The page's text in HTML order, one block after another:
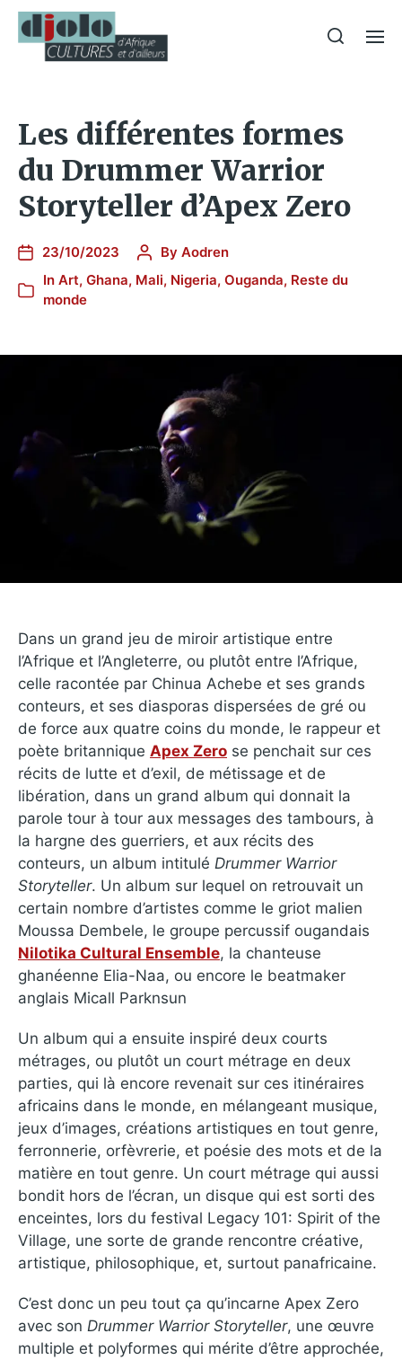
Les différentes formes
du Drummer Warrior
Storyteller d’Apex Zero
23/10/2023 By Aodren
In Art, Ghana, Mali, Nigeria, Ouganda, Reste du
monde
Dans un grand jeu de miroir artistique entre
l’Afrique et l’Angleterre, ou plutôt entre l’Afrique,
celle racontée par Chinua Achebe et ses grands
conteurs, et ses diasporas dispersées de gré ou
de force aux quatre coins du monde, le rappeur et
poète britannique Apex Zero se penchait sur ces
récits de lutte et d’exil, de métissage et de
libération, dans un grand album qui donnait la
parole tour à tour aux messages des tambours, à
la hargne des guerriers, et aux récits des
conteurs, un album intitulé Drummer Warrior
Storyteller. Un album sur lequel on retrouvait un
certain nombre d’artistes comme le griot malien
Moussa Dembele, le groupe percussif ougandais
Nilotika Cultural Ensemble, la chanteuse
ghanéenne Elia-Naa, ou encore le beatmaker
anglais Micall Parknsun
Un album qui a ensuite inspiré deux courts
métrages, ou plutôt un court métrage en deux
parties, qui là encore revenait sur ces itinéraires
africains dans le monde, en mélangeant musique,
jeux d’images, créations artistiques en tout genre,
ferronnerie, orfèvrerie, et poésie des mots et de la
matière en tout genre. Un court métrage qui aussi
bondit hors de l’écran, un disque qui est sorti des
enceintes, lors du festival Legacy 101: Spirit of the
Village, une sorte de grande rencontre créative,
artistique, philosophique, et, surtout panafricaine.
C’est donc un peu tout ça qu’incarne Apex Zero
avec son Drummer Warrior Storyteller, une œuvre
multiple et polyformes qui mérite d’être approchée,